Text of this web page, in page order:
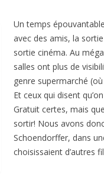
Un temps
avec des amis, la
sortie cinéma. Au
salles ont plus de
genre supermarché
Et ceux qui disent
Gratuit certes, mais
sortir! Nous avons
Schoendorffer, dans
choisissaient d’autres